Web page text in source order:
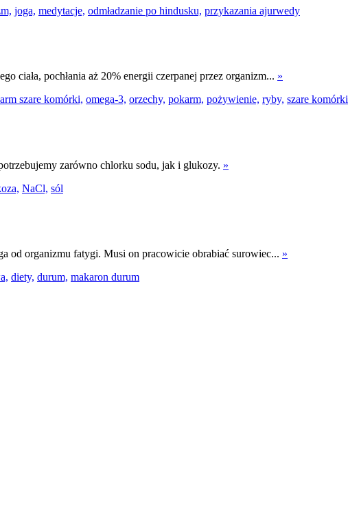
joga, medytacje, odmładzanie po hindusku, przykazania ajurwedy
ciała, pochłania aż 20% energii czerpanej przez organizm... »
szare komórki, omega-3, orzechy, pokarm, pożywienie, ryby, szare komórki
zarówno chlorku sodu, jak i glukozy. »
NaCl, sól
od organizmu fatygi. Musi on pracowicie obrabiać surowiec... »
diety, durum, makaron durum